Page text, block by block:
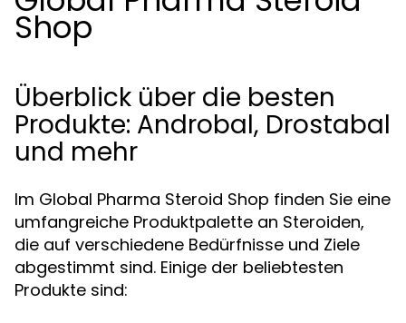
Shop
Überblick über die besten
Produkte: Androbal, Drostabal
und mehr
Im Global Pharma Steroid Shop finden Sie eine
umfangreiche Produktpalette an Steroiden,
die auf verschiedene Bedürfnisse und Ziele
abgestimmt sind. Einige der beliebtesten
Produkte sind: